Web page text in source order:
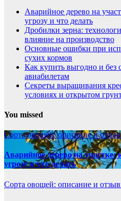
Аварийное дерево на
угрозу и что делать
Дробилки зерна:
влияние на производство
Основные ошибки при
сухих кормов
Как купить выгодно и без
авиабилетам
Секреты выращивания
условиях и открытом
You missed
Сорта овощей: описание и
Аварийное дерево на участке:
угрозу и что делать
Сорта овощей: описание и